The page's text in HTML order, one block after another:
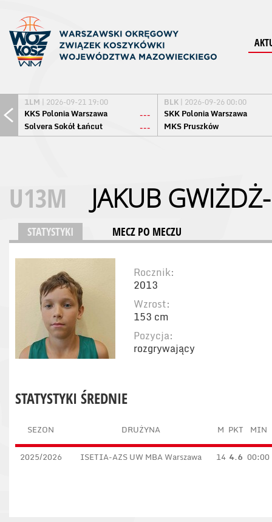
1LM | 2026-09-21 19:00
KKS Polonia Warszawa
---
Solvera Sokół Łańcut
---
BLK | 2026-09-26 00:00
SKK Polonia Warszawa
MKS Pruszków
U13M JAKUB
STATYSTYKI MECZ PO MECZU
Rocznik:
2013
Wzrost:
153 cm
Pozycja:
rozgrywający
STATYSTYKI ŚREDNIE
SEZON DRUŻYNA M PKT MIN
2025/2026 ISETIA-AZS UW MBA Warszawa 14 4.6 00:00